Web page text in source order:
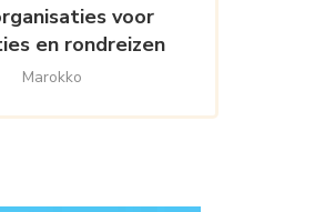
voor
en rondreizen
Marokko